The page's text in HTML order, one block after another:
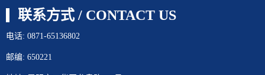
联系方式 / CONTACT US
电话: 0871-65136802
邮编: 650221